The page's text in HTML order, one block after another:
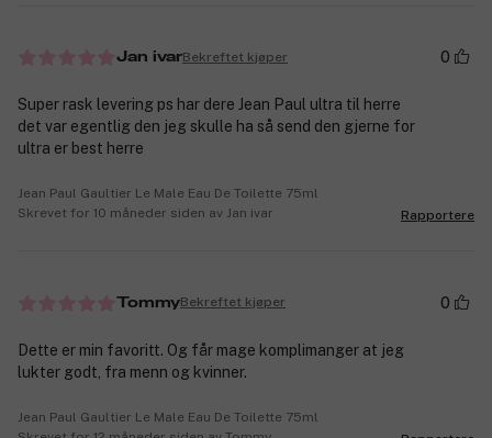
Jan ivarBekreftet kjøper 0
Super rask levering ps har dere Jean Paul ultra til herre
det var egentlig den jeg skulle ha så send den gjerne for
ultra er best herre
Jean Paul Gaultier Le Male Eau De Toilette 75ml
Skrevet for 10 måneder siden av Jan ivar
Rapportere
TommyBekreftet kjøper 0
Dette er min favoritt. Og får mage komplimanger at jeg
lukter godt, fra menn og kvinner.
Jean Paul Gaultier Le Male Eau De Toilette 75ml